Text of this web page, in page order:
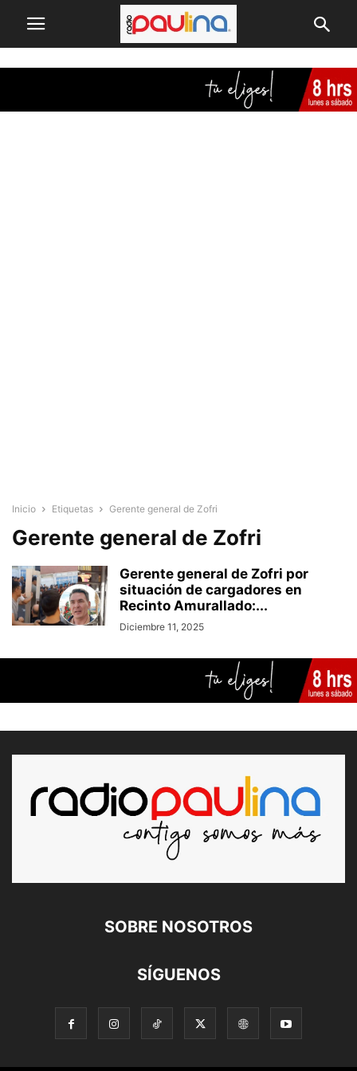
Inicio Etiquetas Gerente general de Zofri
Gerente general de Zofri
Gerente general de Zofri por
situación de cargadores en
Recinto Amurallado:...
Diciembre 11, 2025
SOBRE NOSOTROS
SÍGUENOS